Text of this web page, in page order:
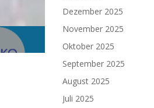
Dezember 2025
November 2025
Oktober 2025
September 2025
August 2025
Juli 2025